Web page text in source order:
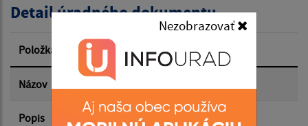
Dátum zverejnenia od:
Dátum zverejnenia do:
Detail úradného dokumentu
Položka Informácia
Názov Zisťovanie
Popis Zisťovanie EU SILC
Nezobrazovať